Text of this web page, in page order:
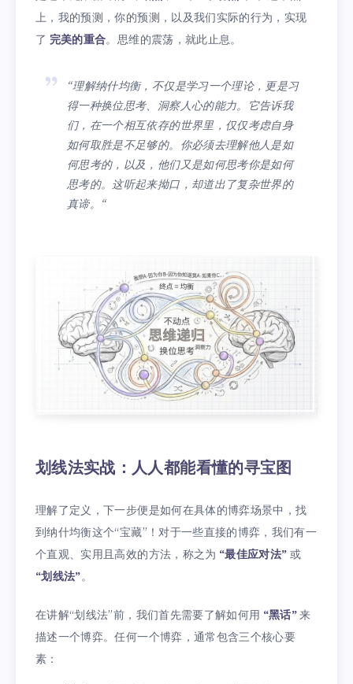
上，我的预测，你的预测，以及我们实际的行为，实现
了 完美的重合。思维的震荡，就此止息。
“理解纳什均衡，不仅是学习一个理论，更是习
得一种换位思考、洞察人心的能力。它告诉我
们，在一个相互依存的世界里，仅仅考虑自身
如何取胜是不足够的。你必须去理解他人是如
何思考的，以及，他们又是如何思考你是如何
思考的。这听起来拗口，却道出了复杂世界的
真谛。“
划线法实战：人人都能看懂的寻宝图
理解了定义，下一步便是如何在具体的博弈场景中，找
到纳什均衡这个“宝藏”！对于一些直接的博弈，我们有一
个直观、实用且高效的方法，称之为 “最佳应对法” 或
“划线法”。
在讲解“划线法”前，我们首先需要了解如何用 “黑话”来
描述一个博弈。任何一个博弈，通常包含三个核心要
素：